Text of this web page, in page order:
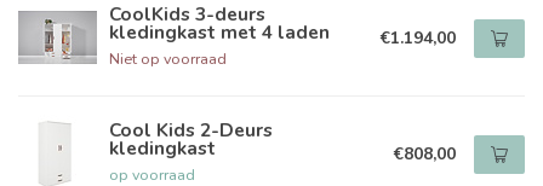
CoolKids 3-deurs
kledingkast met 4 laden
Niet op voorraad
€1.194,00
Cool Kids 2-Deurs
kledingkast
op voorraad
€808,00